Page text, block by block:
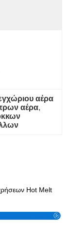
αέρα
αέρα,
Hot Melt